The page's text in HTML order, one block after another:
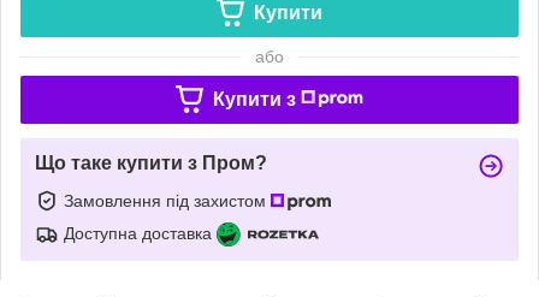
Купити
або
Купити з
Що таке купити з Пром?
Замовлення під захистом
Доступна доставка